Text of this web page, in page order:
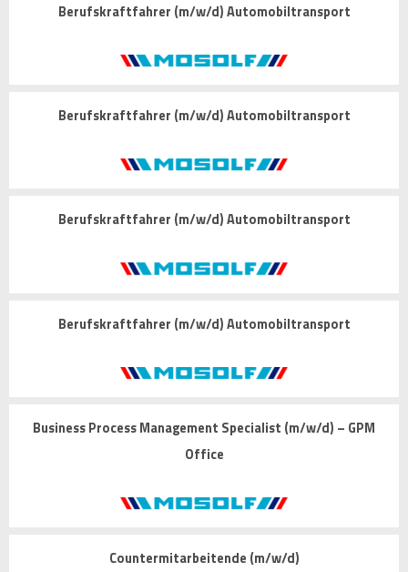
Berufskraftfahrer (m/w/d) Automobiltransport
Berufskraftfahrer (m/w/d) Automobiltransport
Berufskraftfahrer (m/w/d) Automobiltransport
Berufskraftfahrer (m/w/d) Automobiltransport
Business Process Management Specialist (m/w/d) – GPM
Office
Countermitarbeitende (m/w/d)